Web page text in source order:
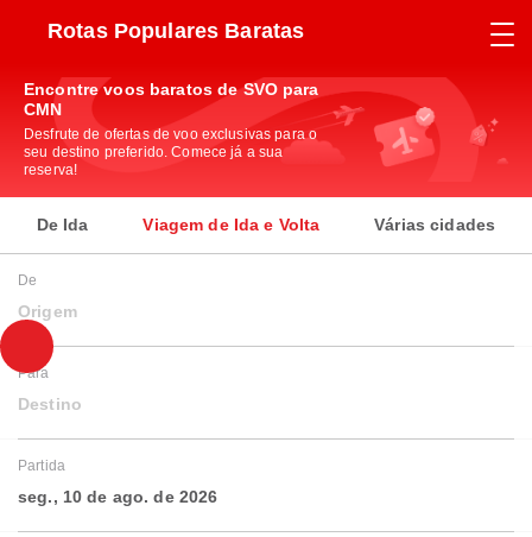
Rotas Populares Baratas
Encontre voos baratos de SVO para
CMN
Desfrute de ofertas de voo exclusivas para o
seu destino preferido. Comece já a sua
reserva!
De Ida Viagem de Ida e Volta Várias cidades
De
Origem
Para
Destino
Partida
seg., 10 de ago. de 2026